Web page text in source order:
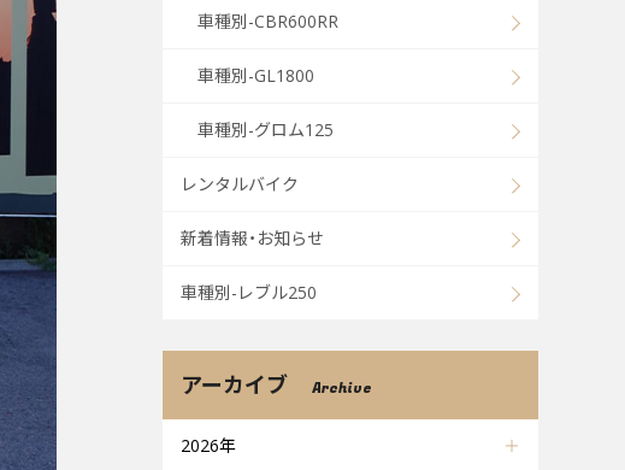
車種別-CBR600RR
車種別-GL1800
車種別-グロム125
レンタルバイク
新着情報・お知らせ
車種別-レブル250
アーカイブ Archive
2026年